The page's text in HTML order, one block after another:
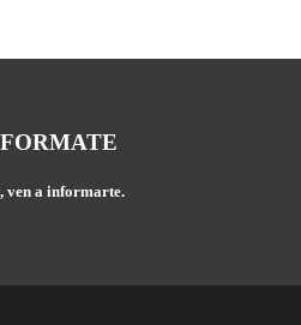
ven a informarte.